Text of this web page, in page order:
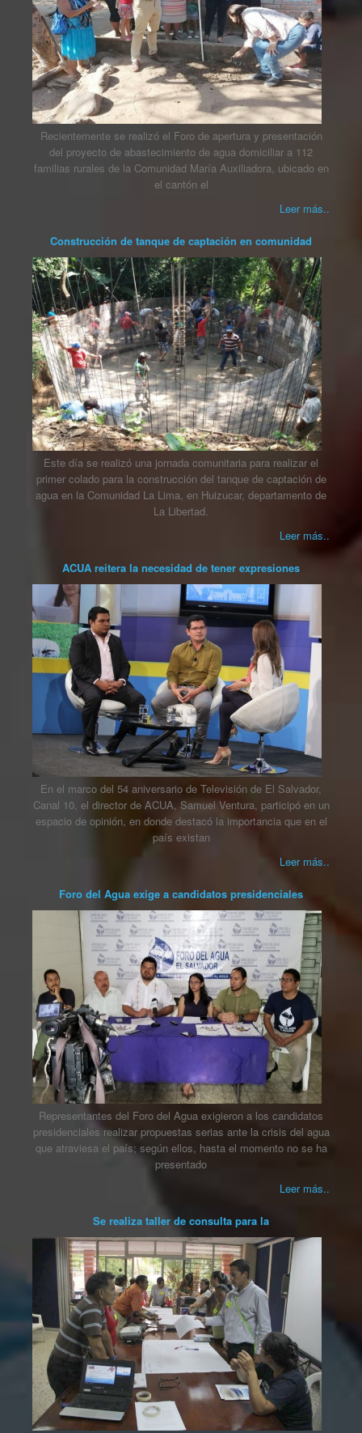
Recientemente se realizó el Foro de apertura y presentación
del proyecto de abastecimiento de agua domiciliar a 112
familias rurales de la Comunidad María Auxiliadora, ubicado en
el cantón el
Leer más..
Construcción de tanque de captación en comunidad
Este día se realizó una jornada comunitaria para realizar el
primer colado para la construcción del tanque de captación de
agua en la Comunidad La Lima, en Huizucar, departamento de
La Libertad.
Leer más..
ACUA reitera la necesidad de tener expresiones
En el marco del 54 aniversario de Televisión de El Salvador,
Canal 10, el director de ACUA, Samuel Ventura, participó en un
espacio de opinión, en donde destacó la importancia que en el
país existan
Leer más..
Foro del Agua exige a candidatos presidenciales
Representantes del Foro del Agua exigieron a los candidatos
presidenciales realizar propuestas serias ante la crisis del agua
que atraviesa el país; según ellos, hasta el momento no se ha
presentado
Leer más..
Se realiza taller de consulta para la